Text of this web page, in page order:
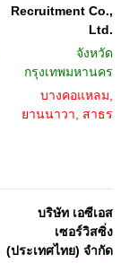
Recruitment Co.,
Ltd.
จังหวัด
กรุงเทพมหานคร
บางคอแหลม,
ยานนาวา, สาธร
บริษัท เอซีเอส
เซอร์วิสซิ่ง
(ประเทศไทย) จำกัด